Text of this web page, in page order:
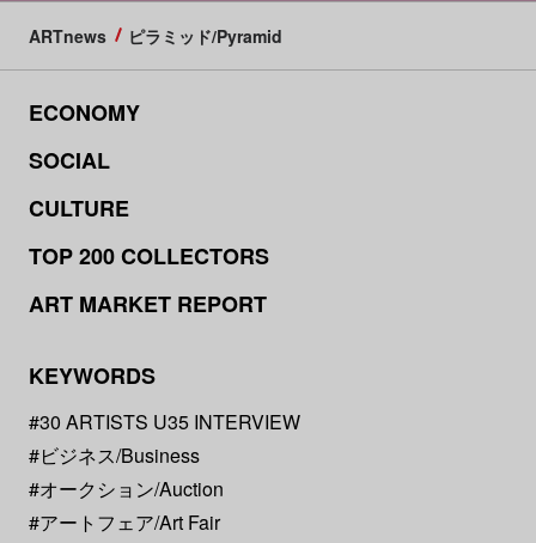
ARTnews ピラミッド/Pyramid
ECONOMY
SOCIAL
CULTURE
TOP 200 COLLECTORS
ART MARKET REPORT
KEYWORDS
#30 ARTISTS U35 INTERVIEW
#ビジネス/Business
#オークション/Auction
#アートフェア/Art Fair